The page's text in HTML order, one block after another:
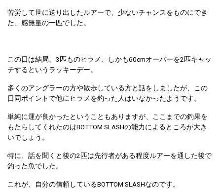
苦労して世に送り出したルアーで、少ないチャンスをものにでき
た、感無量の一匹でした。
この日は結局、3匹ものヒラメ、しかも60cmオーバーを2匹キャッ
チするというラッキーデー。
多くのアングラーの方や散歩している方と話をしましたが、この
日同ポイントで他にヒラメを釣った人はいなかったようです。
単純に運が良かったということもありますが、ここまでの釣果を
もたらしてくれたのはBOTTOM SLASHの能力によるところが大き
いでしょう。
特に、話を聞くと後の2匹は先行者がある程度ルアーを通した後で
釣った魚でした。
これが、自分の信頼しているBOTTOM SLASHなのです。